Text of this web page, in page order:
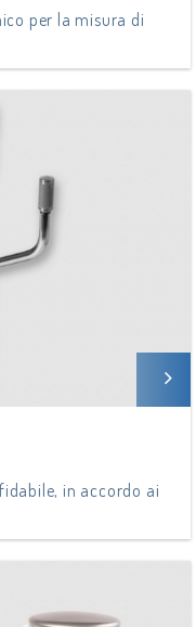
per la misura di
in accordo ai